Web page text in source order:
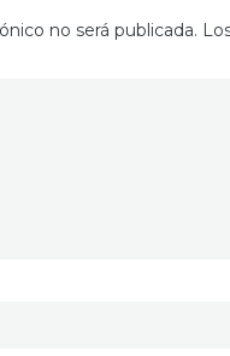
no será publicada.